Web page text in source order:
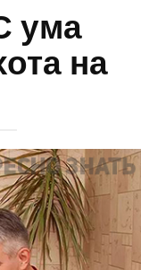
ума
на